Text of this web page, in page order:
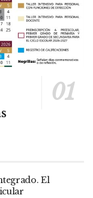
El